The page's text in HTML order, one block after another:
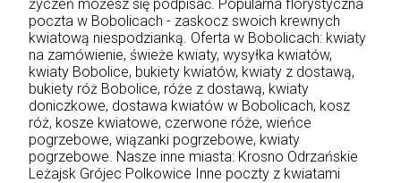
życzeń możesz się podpisać. Popularna florystyczna
poczta w Bobolicach - zaskocz swoich krewnych
kwiatową niespodzianką. Oferta w Bobolicach: kwiaty
na zamówienie, świeże kwiaty, wysyłka kwiatów,
kwiaty Bobolice, bukiety kwiatów, kwiaty z dostawą,
bukiety róż Bobolice, róże z dostawą, kwiaty
doniczkowe, dostawa kwiatów w Bobolicach, kosz
róż, kosze kwiatowe, czerwone róże, wieńce
pogrzebowe, wiązanki pogrzebowe, kwiaty
pogrzebowe. Nasze inne miasta: Krosno Odrzańskie
Leżajsk Grójec Polkowice Inne poczty z kwiatami